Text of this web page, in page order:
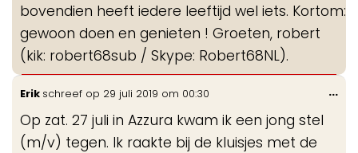
bovendien heeft iedere leeftijd wel iets. Kortom:
gewoon doen en genieten ! Groeten, robert
(kik: robert68sub / Skype: Robert68NL).
Erik schreef op 29 juli 2019 om 00:30
Op zat. 27 juli in Azzura kwam ik een jong stel
(m/v) tegen. Ik raakte bij de kluisjes met de
...